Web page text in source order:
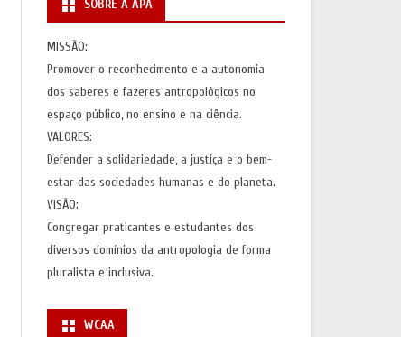
SOBRE A APA
MISSÃO:
Promover o reconhecimento e a autonomia
dos saberes e fazeres antropológicos no
espaço público, no ensino e na ciência.
VALORES:
Defender a solidariedade, a justiça e o bem-
estar das sociedades humanas e do planeta.
VISÃO:
Congregar praticantes e estudantes dos
diversos domínios da antropologia de forma
pluralista e inclusiva.
WCAA